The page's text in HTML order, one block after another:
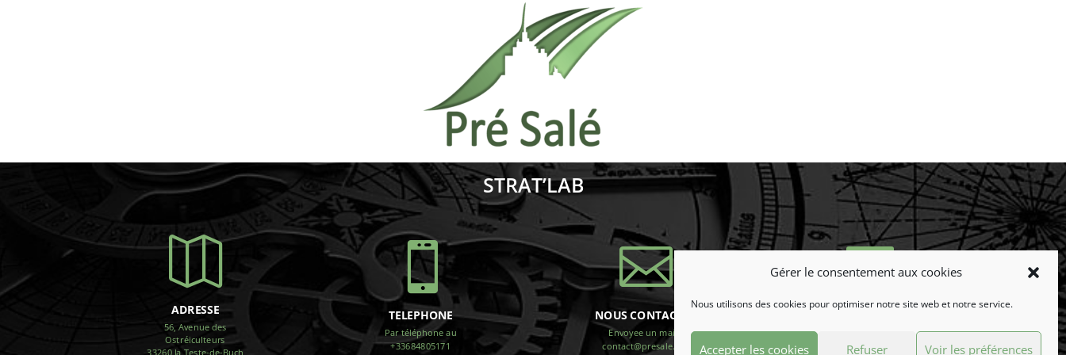
Gérer le consentement aux cookies
Nous utilisons des cookies pour optimiser notre site web et notre service.
Accepter les cookies Refuser Voir les préférences
STRAT’LAB

ADRESSE
56, Avenue des
Ostréiculteurs
33260 la Teste-de-Buch

TELEPHONE
Par téléphone au
+33684805171

NOUS CONTACTER
Envoyee un mail ?
contact@presale.pro